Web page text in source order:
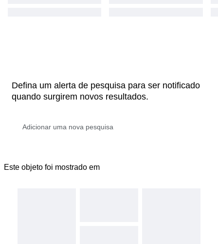
Defina um alerta de pesquisa para ser notificado
quando surgirem novos resultados.
Este objeto foi mostrado em